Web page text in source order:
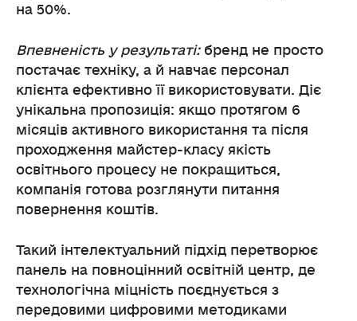
на 50%.
Впевненість у результаті:бренд не просто
постачає техніку, а й навчає персонал
клієнта ефективно її використовувати. Діє
унікальна пропозиція: якщо протягом 6
місяців активного використання та після
проходження майстер-класу якість
освітнього процесу не покращиться,
компанія готова розглянути питання
повернення коштів.
Такий інтелектуальний підхід перетворює
панель на повноцінний освітній центр, де
технологічна міцність поєднується з
передовими цифровими методиками